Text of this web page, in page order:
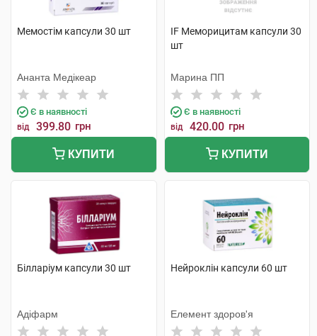
Мемостім капсули 30 шт
Ананта Медікеар
Є в наявності
від 399.80 грн
КУПИТИ
IF Меморицитам капсули 30
шт
Марина ПП
Є в наявності
від 420.00 грн
КУПИТИ
Білларіум капсули 30 шт
Адіфарм
Нейроклін капсули 60 шт
Елемент здоров'я